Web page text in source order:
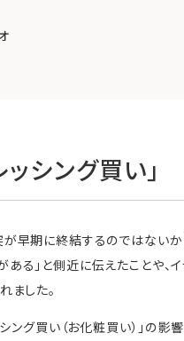
シング買い」
早期に終結するのではないか
」と側近に伝えたことや、
ました。
ング買い（お化粧買い）」の影